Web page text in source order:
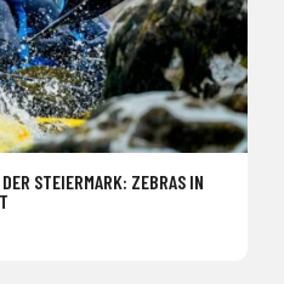
STEIERMARK: ZEBRAS IN